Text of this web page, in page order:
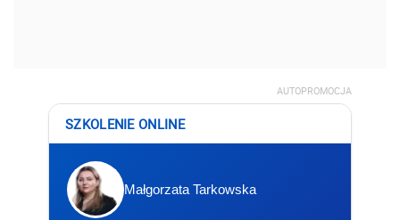
AUTOPROMOCJA
SZKOLENIE ONLINE
Małgorzata Tarkowska